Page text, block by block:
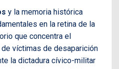
y la memoria histórica
en la retina de la
que concentra el
víctimas de desaparición
la dictadura cívico-militar